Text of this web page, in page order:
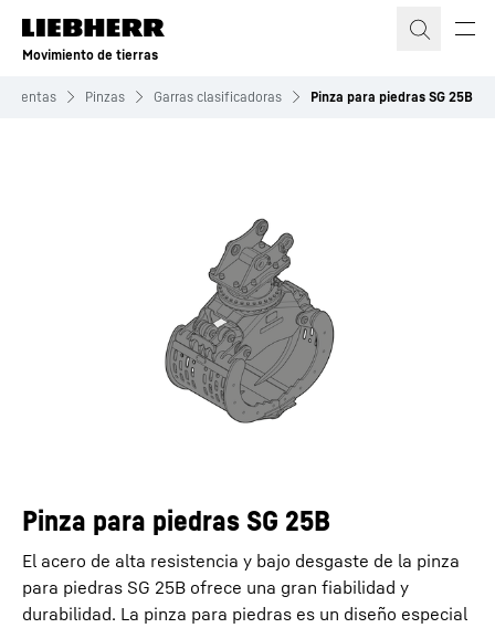
Movimiento de tierras
Pinzas Garras clasificadoras Pinza para piedras SG 25B
Pinza para piedras SG 25B
El acero de alta resistencia y bajo desgaste de la pinza
para piedras SG 25B ofrece una gran fiabilidad y
durabilidad. La pinza para piedras es un diseño especial